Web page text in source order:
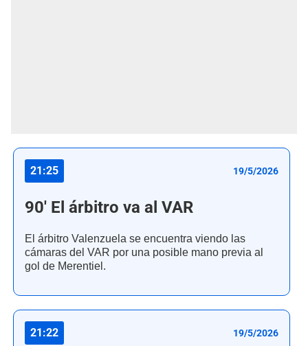
21:25 19/5/2026
90' El árbitro va al VAR
El árbitro Valenzuela se encuentra viendo las
cámaras del VAR por una posible mano previa al
gol de Merentiel.
21:22 19/5/2026